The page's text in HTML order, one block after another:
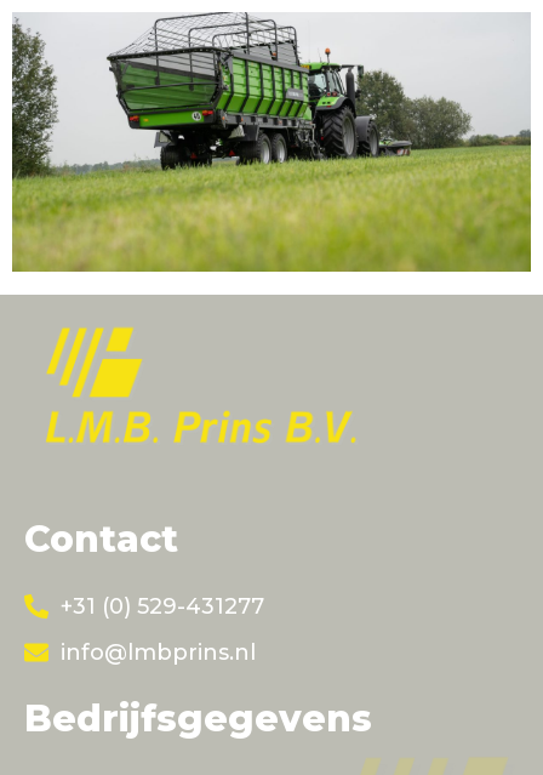
Contact
+31 (0) 529-431277
info@lmbprins.nl
Bedrijfsgegevens